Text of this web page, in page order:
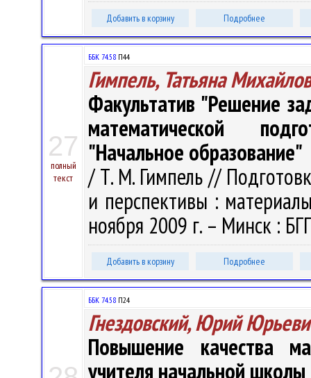
Добавить в корзину Подробнее
27
полный
текст
ББК 74.58 П44
Гимпель, Татьяна
Факультатив "Решение
математической
"Начальное образование"
/ Т. М. Гимпель //
и перспективы :
ноября 2009 г. – Минск :
Добавить в корзину Подробнее
ББК 74.58 П24
Гнездовский, Юрий
Повышение качества
учителя начальной школы